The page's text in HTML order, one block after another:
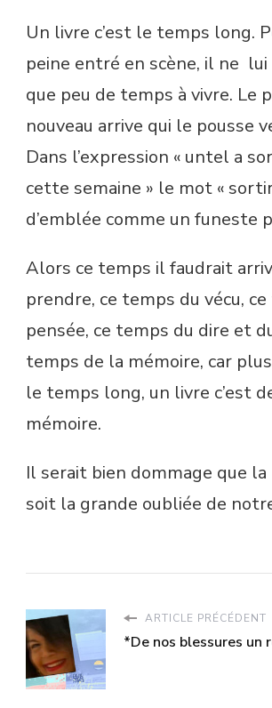
Un livre c’est le temps long.
peine entré en scène, il ne
que peu de temps à vivre. Le
nouveau arrive qui le pousse
Dans l’expression « untel a
cette semaine » le mot «
d’emblée comme un funeste
Alors ce temps il faudrait
prendre, ce temps du vécu,
pensée, ce temps du dire et
temps de la mémoire, car
le temps long, un livre c’est
mémoire.
Il serait bien dommage que
soit la grande oubliée de
ARTICLE PRÉCÉDENT
*De nos blessures un